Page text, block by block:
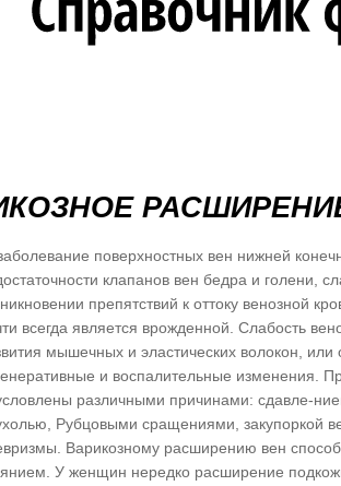
поверхностных вен нижней
клапанов вен бедра и голени,
препятствий к оттоку венозной
всегда является врожденной. Слабость
мышечных и эластических волокон,
и воспалительные изменения.
различными причинами: сдавле-
Рубцовыми сращениями, закупоркой
Варикозному расширению вен
У женщин нередко расширение